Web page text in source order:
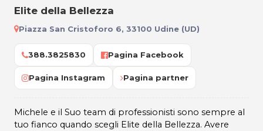
Elite della Bellezza
Piazza San Cristoforo 6, 33100 Udine (UD)
388.3825830 Pagina Facebook
Pagina Instagram Pagina partner
Michele e il Suo team di professionisti sono sempre al
tuo fianco quando scegli Elite della Bellezza. Avere